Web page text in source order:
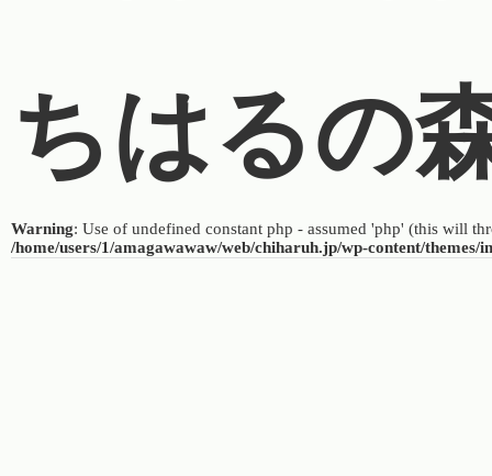
ちはるの
Warning: Use of undefined constant php - assumed 'php' (this will
/home/users/1/amagawawaw/web/chiharuh.jp/wp-content/themes/